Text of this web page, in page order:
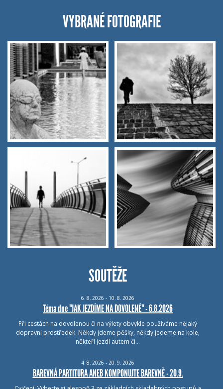
VYBRANÉ FOTOGRAFIE
SOUTĚŽE
6. 8. 2026 - 10. 8. 2026
Téma dne "JAK JEZDÍME NA DOVOLENÉ" - 6.8.2026
Při cestách na dovolenou či na výlety obvykle používáme nějaký
dopravní prostředek. Někdy jdeme pěšky, někdy jedeme na kole,
někteří jezdí autem či…
4. 8. 2026 - 20. 9. 2026
BAREVNÁ PARTITURA ANEB KOMPONUJTE BAREVNĚ - 20.9.